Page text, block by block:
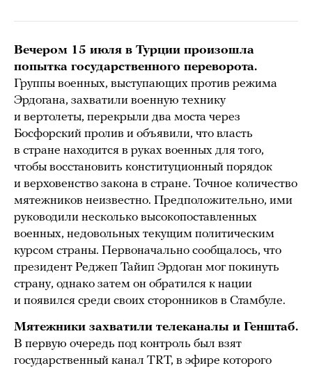
Вечером 15 июля в Турции произошла
попытка государственного переворота.
Группы военных, выступающих против режима
Эрдогана, захватили военную технику
и вертолеты, перекрыли два моста через
Босфорский пролив и объявили, что власть
в стране находится в руках военных для того,
чтобы восстановить конституционный порядок
и верховенство закона в стране. Точное количество
мятежников неизвестно. Предположительно, ими
руководили несколько высокопоставленных
военных, недовольных текущим политическим
курсом страны. Первоначально сообщалось, что
президент Реджеп Тайип Эрдоган мог покинуть
страну, однако затем он обратился к нации
и появился среди своих сторонников в Стамбуле.
Мятежники захватили телеканалы и Генштаб.
В первую очередь под контроль был взят
государственный канал TRT, в эфире которого